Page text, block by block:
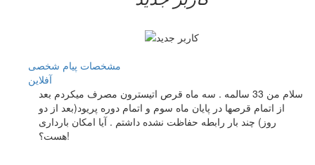
مشخصات پیام شخصی
آفلاين
سلام من 33 سالمه . سه ماه قرص اتیسترون مصرف میکردم بعد
از اتمام قرصها در پایان ماه سوم و اتمام دوره پریود(بعد از دو
روز) چند بار رابطه حفاظت نشده داشتم . آیا امکان بارداری
هست؟!